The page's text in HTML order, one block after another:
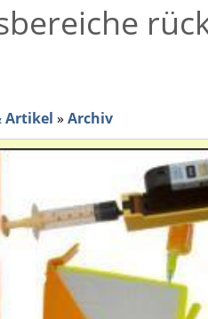
Artikel » Archiv